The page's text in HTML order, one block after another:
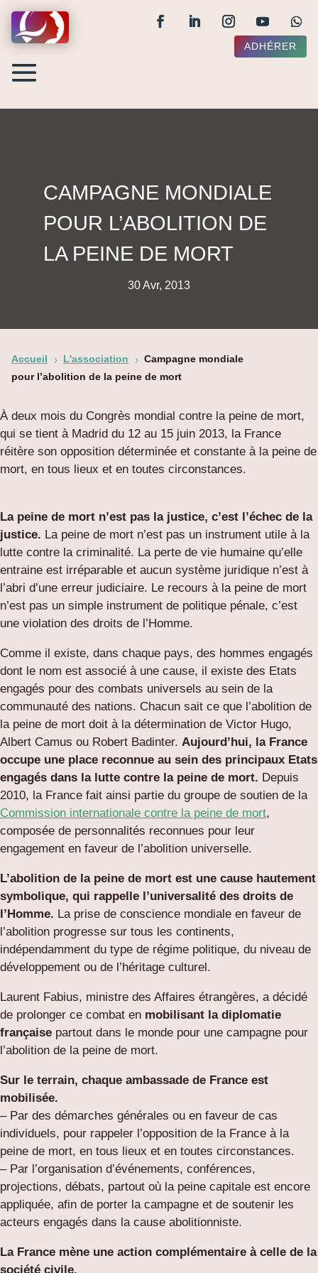
ADHÉRER
CAMPAGNE MONDIALE
POUR L’ABOLITION DE
LA PEINE DE MORT
30 Avr, 2013
Accueil 5 L'association 5 Campagne mondiale
pour l’abolition de la peine de mort
À deux mois du Congrès mondial contre la peine de mort,
qui se tient à Madrid du 12 au 15 juin 2013, la France
réitère son opposition déterminée et constante à la peine de
mort, en tous lieux et en toutes circonstances.
La peine de mort n’est pas la justice, c’est l’échec de la
justice. La peine de mort n’est pas un instrument utile à la
lutte contre la criminalité. La perte de vie humaine qu’elle
entraine est irréparable et aucun système juridique n’est à
l’abri d’une erreur judiciaire. Le recours à la peine de mort
n’est pas un simple instrument de politique pénale, c’est
une violation des droits de l’Homme.
Comme il existe, dans chaque pays, des hommes engagés
dont le nom est associé à une cause, il existe des Etats
engagés pour des combats universels au sein de la
communauté des nations. Chacun sait ce que l’abolition de
la peine de mort doit à la détermination de Victor Hugo,
Albert Camus ou Robert Badinter. Aujourd’hui, la France
occupe une place reconnue au sein des principaux Etats
engagés dans la lutte contre la peine de mort. Depuis
2010, la France fait ainsi partie du groupe de soutien de la
Commission internationale contre la peine de mort,
composée de personnalités reconnues pour leur
engagement en faveur de l’abolition universelle.
L’abolition de la peine de mort est une cause hautement
symbolique, qui rappelle l’universalité des droits de
l’Homme. La prise de conscience mondiale en faveur de
l’abolition progresse sur tous les continents,
indépendamment du type de régime politique, du niveau de
développement ou de l’héritage culturel.
Laurent Fabius, ministre des Affaires étrangères, a décidé
de prolonger ce combat en mobilisant la diplomatie
française partout dans le monde pour une campagne pour
l’abolition de la peine de mort.
Sur le terrain, chaque ambassade de France est
mobilisée.
– Par des démarches générales ou en faveur de cas
individuels, pour rappeler l’opposition de la France à la
peine de mort, en tous lieux et en toutes circonstances.
– Par l’organisation d’événements, conférences,
projections, débats, partout où la peine capitale est encore
appliquée, afin de porter la campagne et de soutenir les
acteurs engagés dans la cause abolitionniste.
La France mène une action complémentaire à celle de la
société civile.